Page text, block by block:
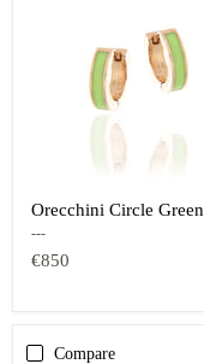
Orecchini Circle Green
---
€850
Compare